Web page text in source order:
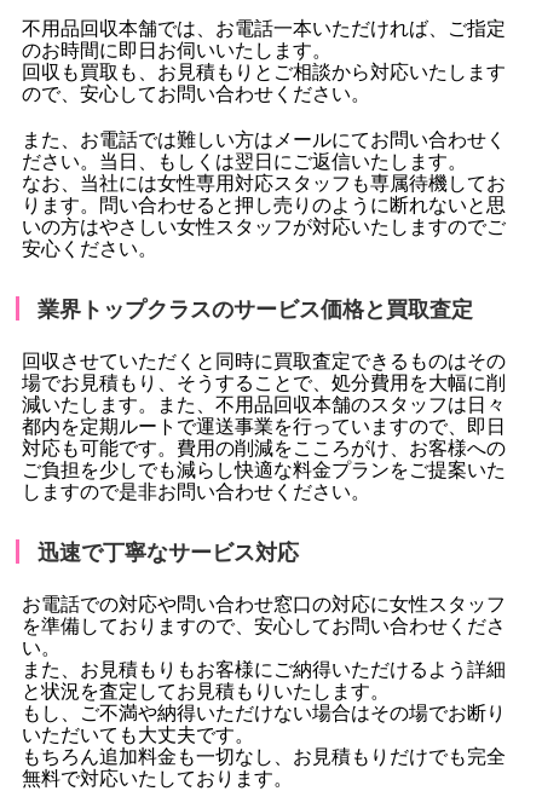
不用品回収本舗では、お電話一本いただければ、ご指定
のお時間に即日お伺いいたします。
回収も買取も、お見積もりとご相談から対応いたします
ので、安心してお問い合わせください。
また、お電話では難しい方はメールにてお問い合わせく
ださい。当日、もしくは翌日にご返信いたします。
なお、当社には女性専用対応スタッフも専属待機してお
ります。問い合わせると押し売りのように断れないと思
いの方はやさしい女性スタッフが対応いたしますのでご
安心ください。
業界トップクラスのサービス価格と買取査定
回収させていただくと同時に買取査定できるものはその
場でお見積もり、そうすることで、処分費用を大幅に削
減いたします。また、不用品回収本舗のスタッフは日々
都内を定期ルートで運送事業を行っていますので、即日
対応も可能です。費用の削減をこころがけ、お客様への
ご負担を少しでも減らし快適な料金プランをご提案いた
しますので是非お問い合わせください。
迅速で丁寧なサービス対応
お電話での対応や問い合わせ窓口の対応に女性スタッフ
を準備しておりますので、安心してお問い合わせくださ
い。
また、お見積もりもお客様にご納得いただけるよう詳細
と状況を査定してお見積もりいたします。
もし、ご不満や納得いただけない場合はその場でお断り
いただいても大丈夫です。
もちろん追加料金も一切なし、お見積もりだけでも完全
無料で対応いたしております。